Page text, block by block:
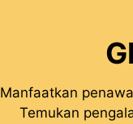
Manfaatkan
Temukan